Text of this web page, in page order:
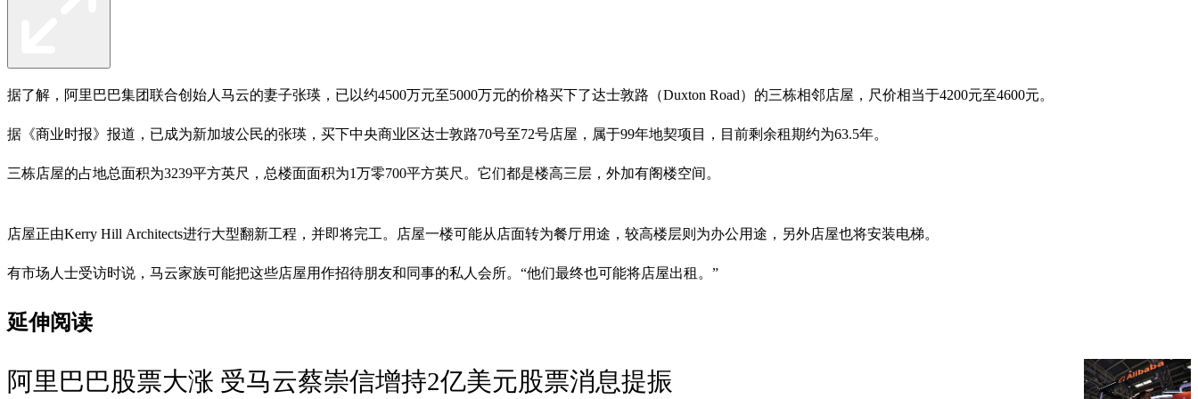
据了解，阿里巴巴集团联合创始人马云的妻子张瑛，已以约4500万元至5000万元的价格买下了达士敦路（Duxton Road）的三栋相邻店屋，尺价相当于4200元至4600元。
据《商业时报》报道，已成为新加坡公民的张瑛，买下中央商业区达士敦路70号至72号店屋，属于99年地契项目，目前剩余租期约为63.5年。
三栋店屋的占地总面积为3239平方英尺，总楼面面积为1万零700平方英尺。它们都是楼高三层，外加有阁楼空间。
店屋正由Kerry Hill Architects进行大型翻新工程，并即将完工。店屋一楼可能从店面转为餐厅用途，较高楼层则为办公用途，另外店屋也将安装电梯。
有市场人士受访时说，马云家族可能把这些店屋用作招待朋友和同事的私人会所。“他们最终也可能将店屋出租。”
延伸阅读
阿里巴巴股票大涨 受马云蔡崇信增持2亿美元股票消息提振